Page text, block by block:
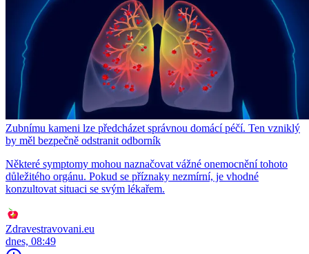
Zubnímu kameni lze předcházet správnou domácí péčí. Ten vzniklý
by měl bezpečně odstranit odborník
Některé symptomy mohou naznačovat vážné onemocnění tohoto
důležitého orgánu. Pokud se příznaky nezmírní, je vhodné
konzultovat situaci se svým lékařem.
Zdravestravovani.eu
dnes, 08:49